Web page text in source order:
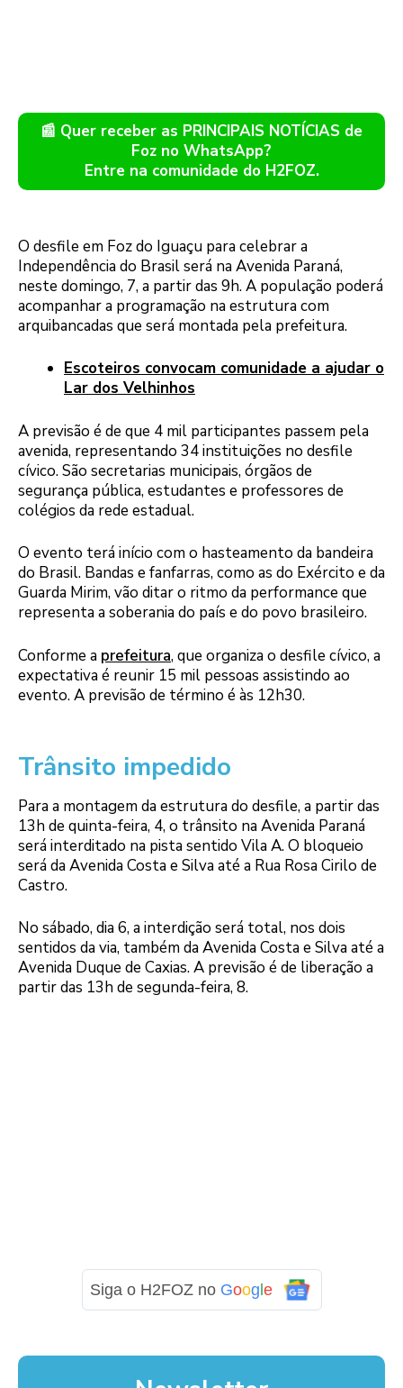
📰 Quer receber as PRINCIPAIS NOTÍCIAS de
Foz no WhatsApp?
Entre na comunidade do H2FOZ.
O desfile em Foz do Iguaçu para celebrar a
Independência do Brasil será na Avenida Paraná,
neste domingo, 7, a partir das 9h. A população poderá
acompanhar a programação na estrutura com
arquibancadas que será montada pela prefeitura.
Escoteiros convocam comunidade a ajudar o
Lar dos Velhinhos
A previsão é de que 4 mil participantes passem pela
avenida, representando 34 instituições no desfile
cívico. São secretarias municipais, órgãos de
segurança pública, estudantes e professores de
colégios da rede estadual.
O evento terá início com o hasteamento da bandeira
do Brasil. Bandas e fanfarras, como as do Exército e da
Guarda Mirim, vão ditar o ritmo da performance que
representa a soberania do país e do povo brasileiro.
Conforme a prefeitura, que organiza o desfile cívico, a
expectativa é reunir 15 mil pessoas assistindo ao
evento. A previsão de término é às 12h30.
Trânsito impedido
Para a montagem da estrutura do desfile, a partir das
13h de quinta-feira, 4, o trânsito na Avenida Paraná
será interditado na pista sentido Vila A. O bloqueio
será da Avenida Costa e Silva até a Rua Rosa Cirilo de
Castro.
No sábado, dia 6, a interdição será total, nos dois
sentidos da via, também da Avenida Costa e Silva até a
Avenida Duque de Caxias. A previsão é de liberação a
partir das 13h de segunda-feira, 8.
Siga o H2FOZ no Goog e